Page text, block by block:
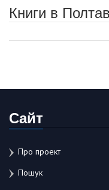
Книги в
Сайт
Про проект
Пошук